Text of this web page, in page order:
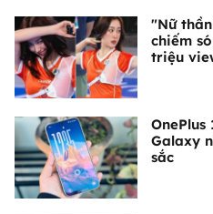
"Nữ
chiếm
triệu
Galaxy
sắc